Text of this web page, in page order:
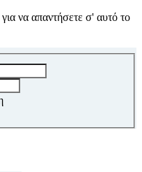
να απαντήσετε σ' αυτό το